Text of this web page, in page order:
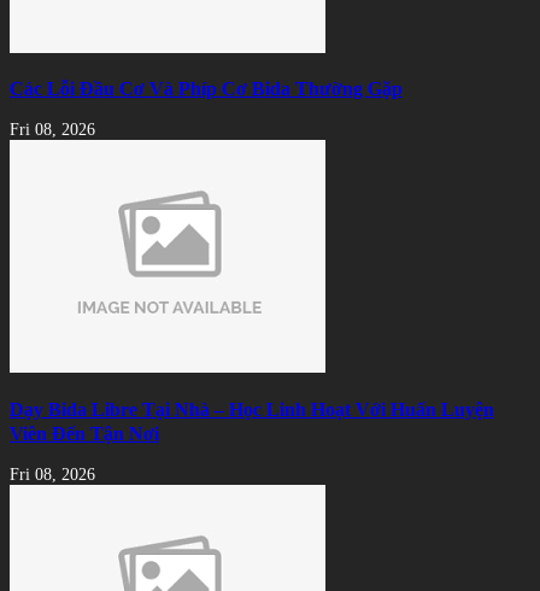
Các Lỗi Đầu Cơ Và Phíp Cơ Bida Thường Gặp
Fri 08, 2026
Dạy Bida Libre Tại Nhà – Học Linh Hoạt Với Huấn Luyện
Viên Đến Tận Nơi
Fri 08, 2026